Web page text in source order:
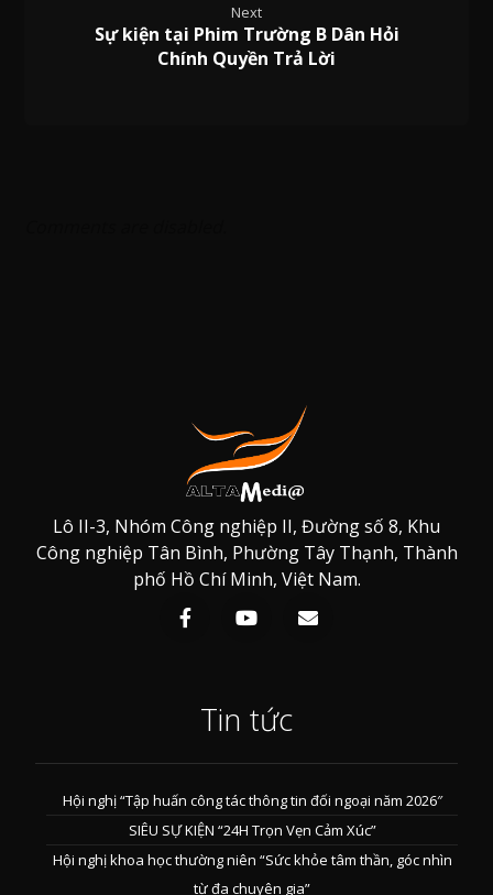
Next
Sự kiện tại Phim Trường B Dân Hỏi
Chính Quyền Trả Lời
Lô II-3, Nhóm Công nghiệp II, Đường số 8, Khu
Công nghiệp Tân Bình, Phường Tây Thạnh, Thành
phố Hồ Chí Minh, Việt Nam.
Tin tức
Hội nghị “Tập huấn công tác thông tin đối ngoại năm 2026″
SIÊU SỰ KIỆN “24H Trọn Vẹn Cảm Xúc”
Hội nghị khoa học thường niên “Sức khỏe tâm thần, góc nhìn
từ đa chuyên gia”